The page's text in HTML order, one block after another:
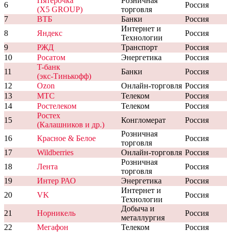
6
(X5 GROUP)
торговля
Россия
7
ВТБ Банки
Россия
8
Яндекс
Интернет и
Технологии
Россия
9
РЖД Транспорт
Россия
10
Росатом Энергетика
Россия
11
T-банк
(экс-Тинькофф)
Банки
Россия
12
Ozon Онлайн-торговля Россия
13
МТС Телеком
Россия
14
Ростелеком Телеком
Россия
15
Ростех
(Калашников и др.)
Конгломерат Россия
16 Красное & Белое
Розничная
торговля
Россия
17
Wildberries Онлайн-торговля Россия
18
Лента
Розничная
торговля
Россия
19
Интер РАО Энергетика
Россия
20
VK
Интернет и
Технологии
Россия
21 Норникель
Добыча и
металлургия
Россия
22
Мегафон Телеком
Россия